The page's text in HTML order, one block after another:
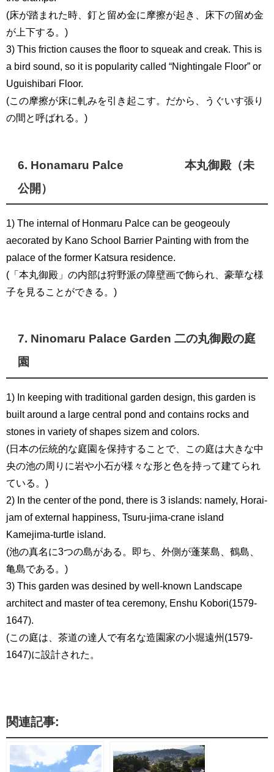
(床が踏まれた時、釘と留め金に摩擦が起き、床下の留め金
が上下する。)
3) This friction causes the floor to squeak and creak. This is
a bird sound, so it is popularity called “Nightingale Floor” or
Uguishibari Floor.
(この摩擦が床に軋みを引き起こす。だから、うぐいす張り
の間と呼ばれる。)
6. Honamaru Palce 本丸御殿（未
公開）
1) The internal of Honmaru Palce can be geogeouly
aecorated by Kano School Barrier Painting with from the
palace of the former Katsura residence.
(「本丸御殿」の内部は狩野派の障壁画で飾られ、豪華な様
子を見ることができる。)
7. Ninomaru Palace Garden 二の丸御殿の庭
園
1) In keeping with traditional garden design, this garden is
built around a large central pond and contains rocks and
stones in variety of shapes sizem and colors.
(日本の伝統的な庭園を保持することで、この庭は大きな中
央の池の周りに岩や小石が様々な形と色を持って建てられ
ている。)
2) In the center of the pond, there is 3 islands: namely, Horai-
jam of external happiness, Tsuru-jima-crane island
Kamejima-turtle island.
(池の真名に3つの島がある。即ち、外側が蓬莱島、鶴島、
亀島である。)
3) This garden was desined by well-known Landscape
architect and master of tea ceremony, Enshu Kobori(1579-
1647).
(この庭は、茶道の達人で有名な造園家の小堀遠州(1579-
1647)に設計された。
関連記事: